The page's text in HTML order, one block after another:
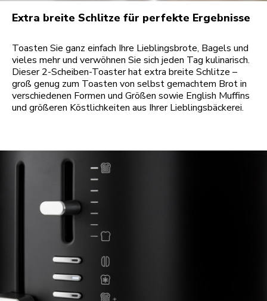
Extra breite Schlitze für perfekte Ergebnisse
Toasten Sie ganz einfach Ihre Lieblingsbrote, Bagels und
vieles mehr und verwöhnen Sie sich jeden Tag kulinarisch.
Dieser 2-Scheiben-Toaster hat extra breite Schlitze –
groß genug zum Toasten von selbst gemachtem Brot in
verschiedenen Formen und Größen sowie English Muffins
und größeren Köstlichkeiten aus Ihrer Lieblingsbäckerei.